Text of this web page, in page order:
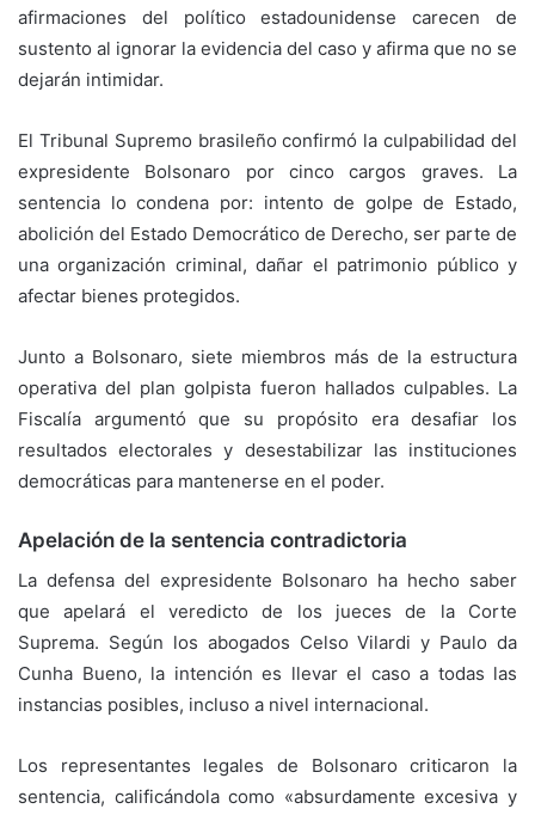
afirmaciones del político estadounidense carecen de
sustento al ignorar la evidencia del caso y afirma que no se
dejarán intimidar.
El Tribunal Supremo brasileño confirmó la culpabilidad del
expresidente Bolsonaro por cinco cargos graves. La
sentencia lo condena por: intento de golpe de Estado,
abolición del Estado Democrático de Derecho, ser parte de
una organización criminal, dañar el patrimonio público y
afectar bienes protegidos.
Junto a Bolsonaro, siete miembros más de la estructura
operativa del plan golpista fueron hallados culpables. La
Fiscalía argumentó que su propósito era desafiar los
resultados electorales y desestabilizar las instituciones
democráticas para mantenerse en el poder.
Apelación de la sentencia contradictoria
La defensa del expresidente Bolsonaro ha hecho saber
que apelará el veredicto de los jueces de la Corte
Suprema. Según los abogados Celso Vilardi y Paulo da
Cunha Bueno, la intención es llevar el caso a todas las
instancias posibles, incluso a nivel internacional.
Los representantes legales de Bolsonaro criticaron la
sentencia, calificándola como «absurdamente excesiva y